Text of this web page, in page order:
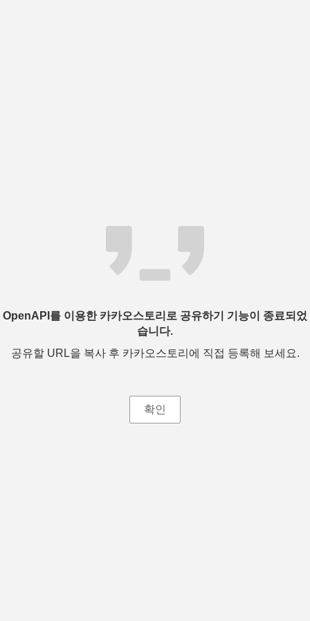
OpenAPI를 이용한 카카오스토리로 공유하기 기능이 종료되었
습니다.
공유할 URL을 복사 후 카카오스토리에 직접 등록해 보세요.
확인